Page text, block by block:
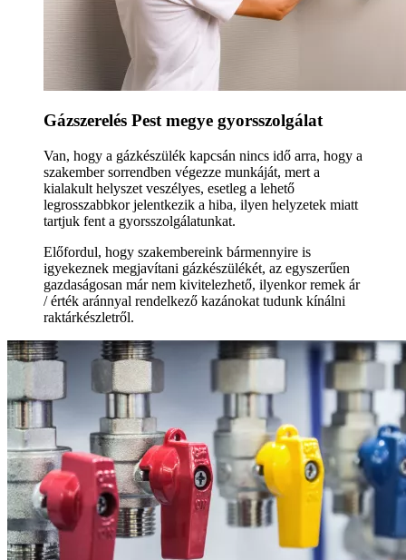
Gázszerelés Pest megye gyorsszolgálat
Van, hogy a gázkészülék kapcsán nincs idő arra, hogy a
szakember sorrendben végezze munkáját, mert a
kialakult helyszet veszélyes, esetleg a lehető
legrosszabbkor jelentkezik a hiba, ilyen helyzetek miatt
tartjuk fent a gyorsszolgálatunkat.
Előfordul, hogy szakembereink bármennyire is
igyekeznek megjavítani gázkészülékét, az egyszerűen
gazdaságosan már nem kivitelezhető, ilyenkor remek ár
/ érték aránnyal rendelkező kazánokat tudunk kínálni
raktárkészletről.